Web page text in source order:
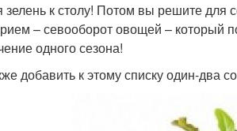
зелень к столу! Потом вы решите для
– севооборот овощей – который
одного сезона!
добавить к этому списку один-два